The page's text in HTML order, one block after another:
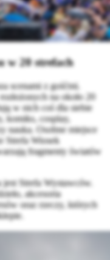
w 20 strefach
scenami z gośćmi.
na około 20
w nich coś dla siebie
komiks, cosplay,
nauka. Osobne miejsce
Strefa Wiosek
fragmenty światów
Strefa Wystawców.
akcesoria
oraz rzeczy, których